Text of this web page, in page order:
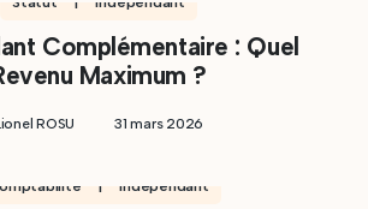
Complémentaire : Quel
Maximum ?
ROSU 31 mars 2026
| Indépendant